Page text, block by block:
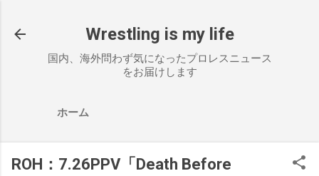
Wrestling is my life
国内、海外問わず気になったプロレスニュース
をお届けします
ホーム
ROH：7.26PPV「Death Before